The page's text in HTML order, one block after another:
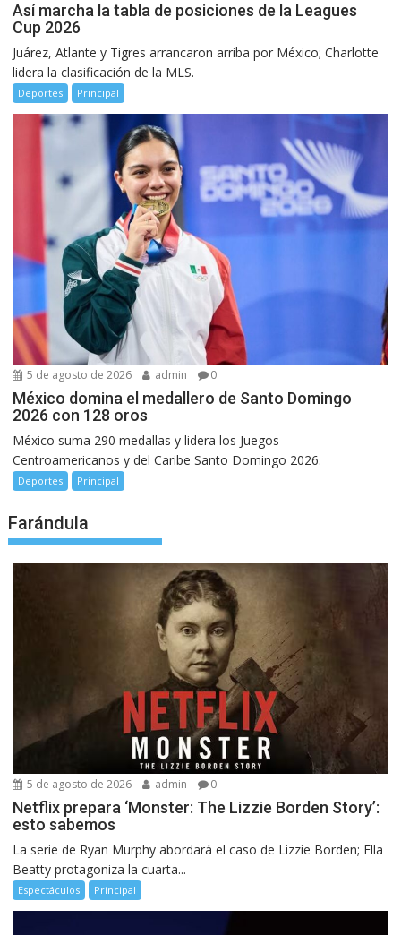
Así marcha la tabla de posiciones de la Leagues
Cup 2026
Juárez, Atlante y Tigres arrancaron arriba por México; Charlotte
lidera la clasificación de la MLS.
Deportes Principal
5 de agosto de 2026 admin 0
México domina el medallero de Santo Domingo
2026 con 128 oros
México suma 290 medallas y lidera los Juegos
Centroamericanos y del Caribe Santo Domingo 2026.
Deportes Principal
Farándula
5 de agosto de 2026 admin 0
Netflix prepara ‘Monster: The Lizzie Borden Story’:
esto sabemos
La serie de Ryan Murphy abordará el caso de Lizzie Borden; Ella
Beatty protagoniza la cuarta...
Espectáculos Principal